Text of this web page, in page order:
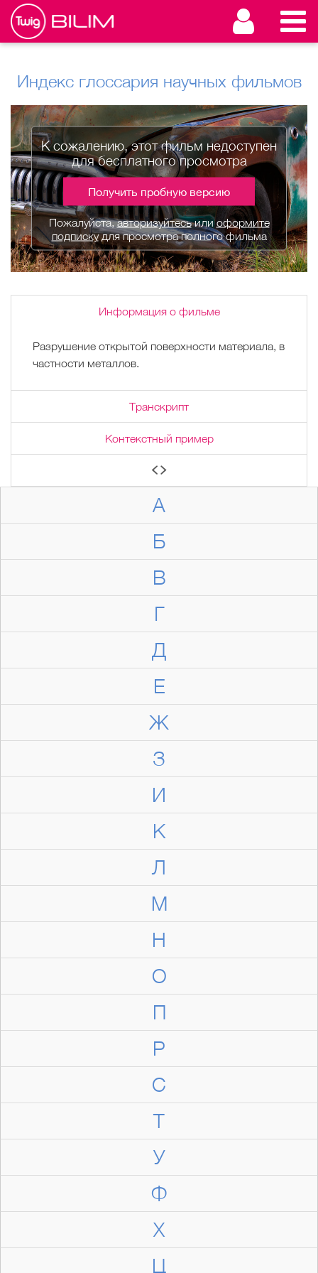
Индекс глоссария научных фильмов
А
Б
В
Г
Д
Е
Ж
З
И
К
Л
М
Н
О
П
Р
С
Т
У
Ф
Х
Ц
К сожалению, этот фильм недоступен
для бесплатного просмотра
Получить пробную версию
Пожалуйста,авторизуйтесьилиоформите
подпискудля просмотра полного фильма
Информация о фильме
Разрушение открытой поверхности материала, в
частности металлов.
Транскрипт
Контекстный пример